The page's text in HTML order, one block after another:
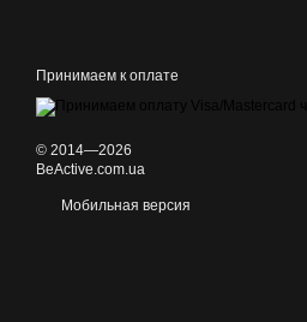
Принимаем к оплате
© 2014—2026
BeActive.com.ua
Мобильная версия